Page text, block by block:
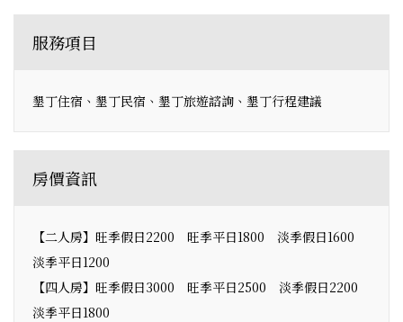
服務項目
墾丁住宿、墾丁民宿、墾丁旅遊諮詢、墾丁行程建議
房價資訊
【二人房】旺季假日2200 旺季平日1800 淡季假日1600
淡季平日1200
【四人房】旺季假日3000 旺季平日2500 淡季假日2200
淡季平日1800